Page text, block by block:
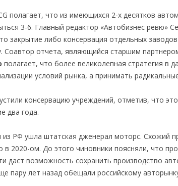
полагает, что из имеющихся 2-х десятков
3-6. Главный редактор «Автобизнес ревю»
закрытие либо консервация отдельных
Соавтор отчета, являющийся старшим
полагает, что более великолепная стратегия в
условий рынка, а принимать
консервацию учреждений, отметив, что
два года.
РФ ушла штатская дженерал моторс. Схожий
2020-ом. До этого чиновники поясняли, что
даст возможность сохранить производство
пару лет назад обещали российскому